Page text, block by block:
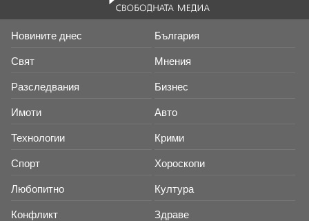
Новините днес България
Свят Мнения
Разследвания Бизнес
Имоти Авто
Технологии Крими
Спорт Хороскопи
Любопитно Култура
Конфликт Здраве